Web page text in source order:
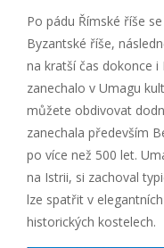
Po pádu Římské říše
Byzantské říše,
na kratší čas dokonce
zanechalo v Umagu
můžete obdivovat
zanechala především
po více než 500 let.
na Istrii, si zachoval
lze spatřit v
historických kostelech.